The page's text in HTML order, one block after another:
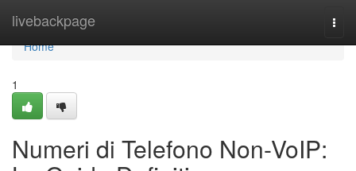
livebackpage
Home
Home
1
Numeri di Telefono Non-VoIP: